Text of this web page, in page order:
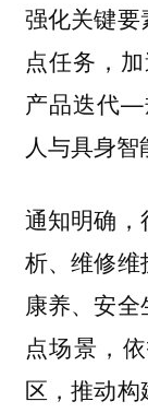
强化关键
点任务，
产品迭代—
人与具身智
通知明确
析、维修
康养、安
点场景，
区，推动